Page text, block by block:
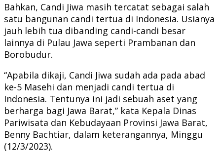
Bahkan, Candi Jiwa masih tercatat sebagai salah
satu bangunan candi tertua di Indonesia. Usianya
jauh lebih tua dibanding candi-candi besar
lainnya di Pulau Jawa seperti Prambanan dan
Borobudur.
“Apabila dikaji, Candi Jiwa sudah ada pada abad
ke-5 Masehi dan menjadi candi tertua di
Indonesia. Tentunya ini jadi sebuah aset yang
berharga bagi Jawa Barat,” kata Kepala Dinas
Pariwisata dan Kebudayaan Provinsi Jawa Barat,
Benny Bachtiar, dalam keterangannya, Minggu
(12/3/2023).